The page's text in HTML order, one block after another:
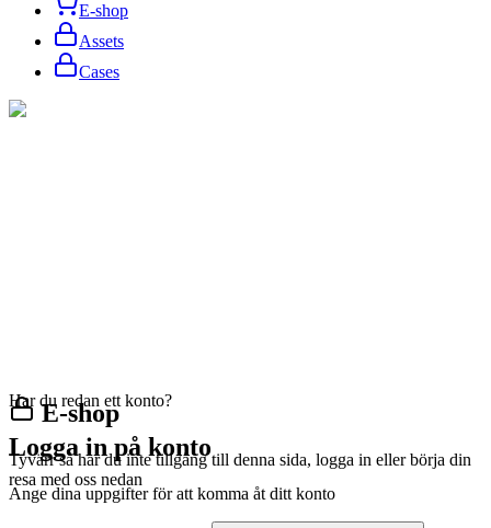
E-shop
Assets
Cases
E-shop
Tyvärr så har du inte tillgång till denna sida, logga in eller börja din
resa med oss nedan
Har du redan ett konto?
Logga in på konto
Ange dina uppgifter för att komma åt ditt konto